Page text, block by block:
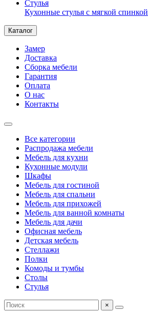
Стулья
Кухонные стулья с мягкой спинкой
Каталог
Замер
Доставка
Сборка мебели
Гарантия
Оплата
О нас
Контакты
Все категории
Распродажа мебели
Мебель для кухни
Кухонные модули
Шкафы
Мебель для гостиной
Мебель для спальни
Мебель для прихожей
Мебель для ванной комнаты
Мебель для дачи
Офисная мебель
Детская мебель
Стеллажи
Полки
Комоды и тумбы
Столы
Стулья
×